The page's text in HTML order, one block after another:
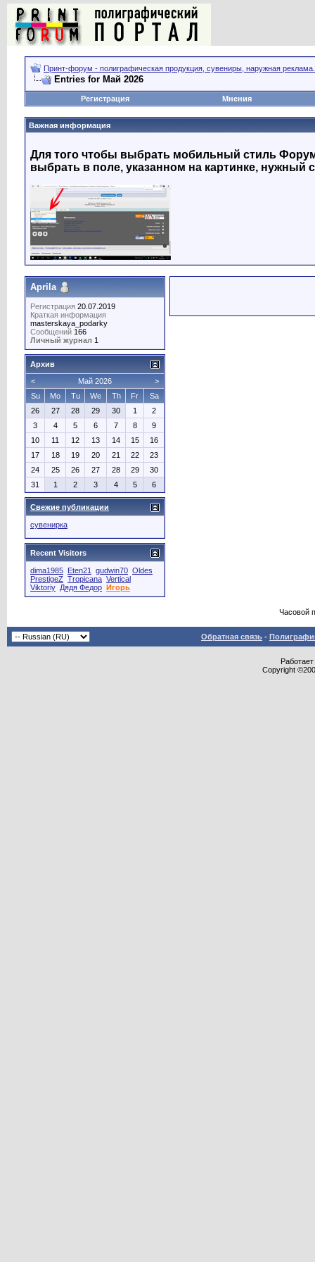
Принт-форум - полиграфическая продукция, сувениры, наружная реклама.
Entries for Май 2026
Регистрация Мнения
Важная информация
Для того чтобы выбрать мобильный стиль
выбрать в поле, указанном на картинке, нужный
Aprila
Регистрация 20.07.2019
Краткая информация
masterskaya_podarky
Сообщений 166
Личный журнал 1
Архив
<
>
Май 2026
Su
Mo Tu We Th Fr
Sa
26
27 28 29 30 1
2
3
4 5 6 7 8
9
10
11 12 13 14 15
16
17
18 19 20 21 22
23
24
25 26 27 28 29
30
31
1 2 3 4 5 6
Свежие публикации
сувенирка
Recent Visitors
dima1985 Eten21 gudwin70 Oldes
PrestigeZ Tropicana Vertical
Viktoriy Дядя Федор Игорь
Часовой
Обратная связь -
Copyright